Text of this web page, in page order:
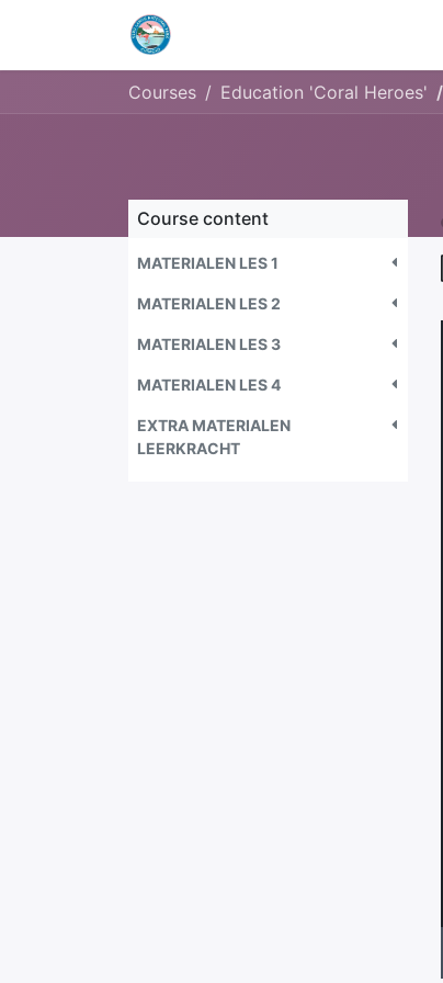
Courses Education 'Coral Heroes'
Course content
MATERIALEN LES 1
MATERIALEN LES 2
MATERIALEN LES 3
MATERIALEN LES 4
EXTRA MATERIALEN
LEERKRACHT